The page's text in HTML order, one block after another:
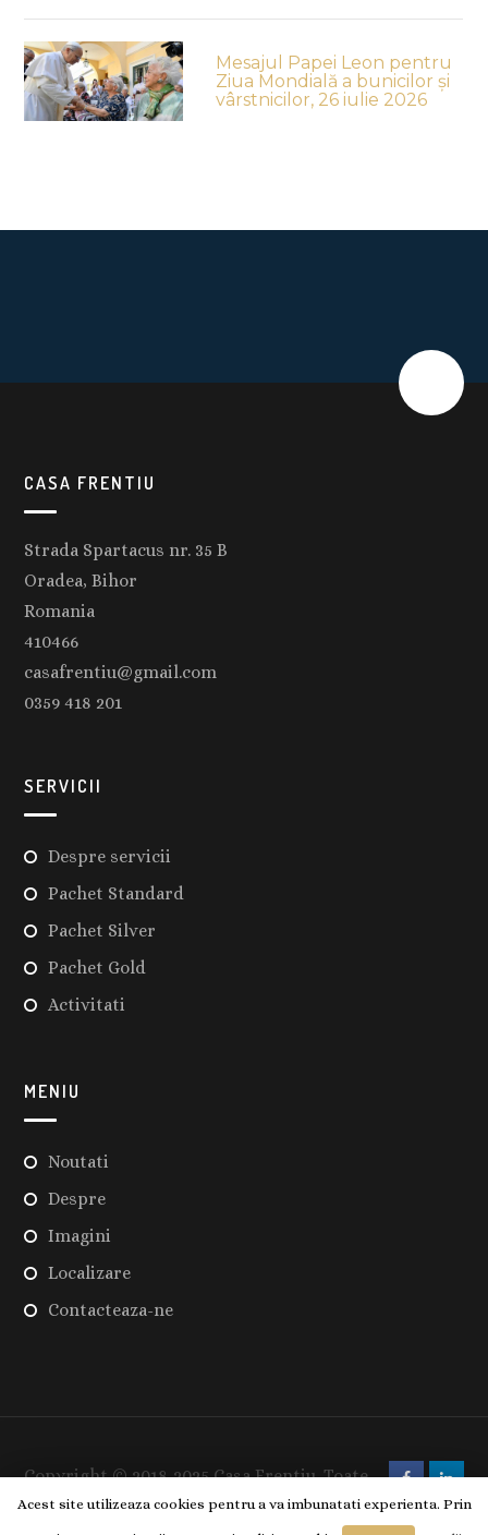
Mesajul Papei Leon pentru
Ziua Mondială a bunicilor și
vârstnicilor, 26 iulie 2026
CASA FRENTIU
Strada Spartacus nr. 35 B
Oradea, Bihor
Romania
410466
casafrentiu@gmail.com
0359 418 201
SERVICII
Despre servicii
Pachet Standard
Pachet Silver
Pachet Gold
Activitati
MENIU
Noutati
Despre
Imagini
Localizare
Contacteaza-ne
Copyright © 2018-2025 Casa Frentiu. Toate
drepturile rezervate.
Acest site utilizeaza cookies pentru a va imbunatati experienta. Prin